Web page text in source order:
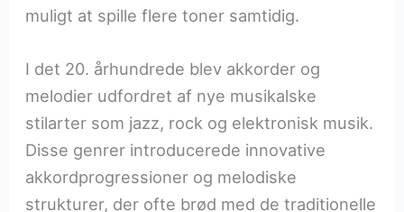
muligt at spille flere toner samtidig.
I det 20. århundrede blev akkorder og
melodier udfordret af nye musikalske
stilarter som jazz, rock og elektronisk musik.
Disse genrer introducerede innovative
akkordprogressioner og melodiske
strukturer, der ofte brød med de traditionelle